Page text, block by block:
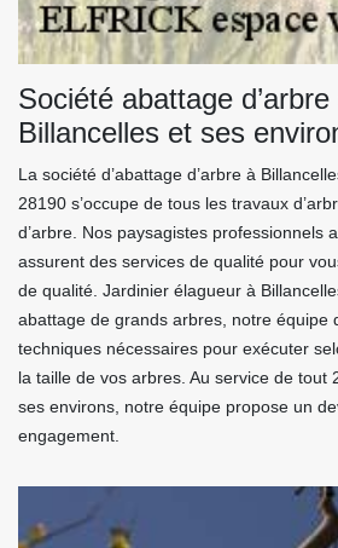
Société abattage d’arbre
Billancelles et ses
La société d’abattage d’arbre à
28190 s’occupe de tous les travaux
d’arbre. Nos paysagistes professionnels
assurent des services de qualité pour
de qualité. Jardinier élagueur à
abattage de grands arbres, notre équipe
techniques nécessaires pour exécuter
la taille de vos arbres. Au service de tout
ses environs, notre équipe propose un
engagement.